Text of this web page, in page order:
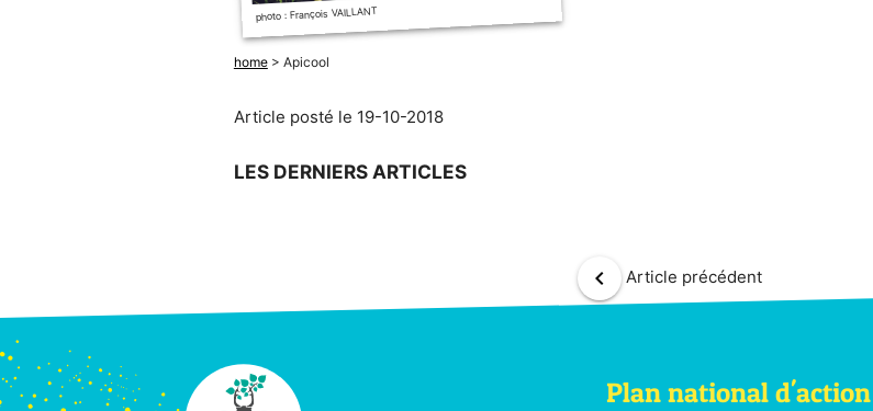
photo : François VAILLANT
home> Apicool
Article posté le 19-10-2018
LES DERNIERS ARTICLES
chevron_left Article précédent
Plan national d'action